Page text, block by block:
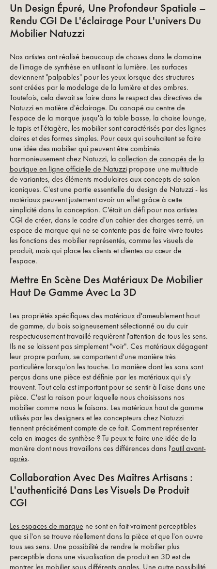
Un Design Épuré, Une Profondeur Spatiale –
Rendu CGI De L'éclairage Pour L'univers Du
Mobilier Natuzzi
Nos artistes ont réalisé beaucoup de choses dans le domaine
de l'image de synthèse en utilisant la lumière. Les surfaces
deviennent "palpables" pour les yeux lorsque des structures
sont créées par le modelage de la lumière et des ombres.
Toutefois, cela devait se faire dans le respect des directives de
Natuzzi en matière d'éclairage. Du canapé au centre de
l'espace de la marque jusqu'à la table basse, la chaise lounge,
le tapis et l'étagère, les mobilier sont caractérisés par des lignes
claires et des formes simples. Pour ceux qui souhaitent se faire
une idée des mobilier qui peuvent être combinés
harmonieusement chez Natuzzi, la collection de canapés de la
boutique en ligne officielle de Natuzzipropose une multitude
de variantes, des éléments modulaires aux concepts de salon
iconiques. C'est une partie essentielle du design de Natuzzi - les
matériaux peuvent justement avoir un effet grâce à cette
simplicité dans la conception. C'était un défi pour nos artistes
CGI de créer, dans le cadre d'un cahier des charges serré, un
espace de marque qui ne se contente pas de faire vivre toutes
les fonctions des mobilier représentés, comme les visuels de
produit, mais qui place les clients et clientes au cœur de
l'espace.
Mettre En Scène Des Matériaux De Mobilier
Haut De Gamme Avec La 3D
Les propriétés spécifiques des matériaux d'ameublement haut
de gamme, du bois soigneusement sélectionné ou du cuir
respectueusement travaillé requièrent l'attention de tous les sens.
Ils ne se laissent pas simplement "voir". Ces matériaux dégagent
leur propre parfum, se comportent d'une manière très
particulière lorsqu'on les touche. La manière dont les sons sont
perçus dans une pièce est définie par les matériaux qui s'y
trouvent. Tout cela est important pour se sentir à l'aise dans une
pièce. C'est la raison pour laquelle nous choisissons nos
mobilier comme nous le faisons. Les matériaux haut de gamme
utilisés par les designers et les concepteurs chez Natuzzi
tiennent précisément compte de ce fait. Comment représenter
cela en images de synthèse ? Tu peux te faire une idée de la
manière dont nous travaillons ces différences dans l'outil avant-
après.
Collaboration Avec Des Maîtres Artisans :
L'authenticité Dans Les Visuels De Produit
CGI
Les espaces de marque ne sont en fait vraiment perceptibles
que si l'on se trouve réellement dans la pièce et que l'on ouvre
tous ses sens. Une possibilité de rendre le mobilier plus
perceptible dans une visualisation de produit en 3Dest de
montrer les mobilier sous différents angles. Une autre possibilité